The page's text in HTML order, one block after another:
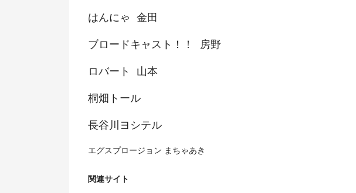
はんにゃ 金田
ブロードキャスト！！ 房野
ロバート 山本
桐畑トール
長谷川ヨシテル
エグスプロージョン まちゃあき
関連サイト